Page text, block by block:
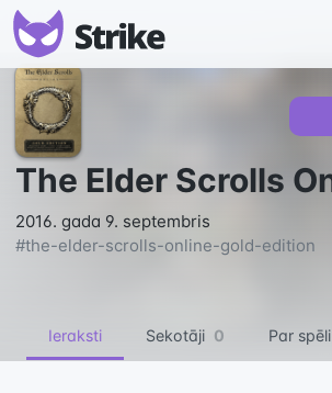
2016. gada 9. septembris
#the-elder-scrolls-online-gold-edition
Ieraksti Sekotāji 0 Par spēli